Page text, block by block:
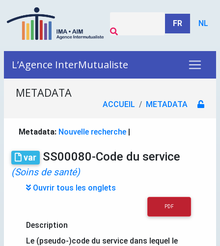
FR NL
L’Agence InterMutualiste
METADATA
ACCUEIL METADATA
Metadata: Nouvelle recherche |
var SS00080-Code du service
(Soins de santé)
Ouvrir tous les onglets
PDF
Description
Le (pseudo-)code du service dans lequel le